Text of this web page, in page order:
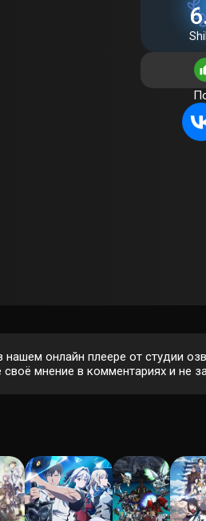
онлайн плеере от студии
мнение в комментариях и не